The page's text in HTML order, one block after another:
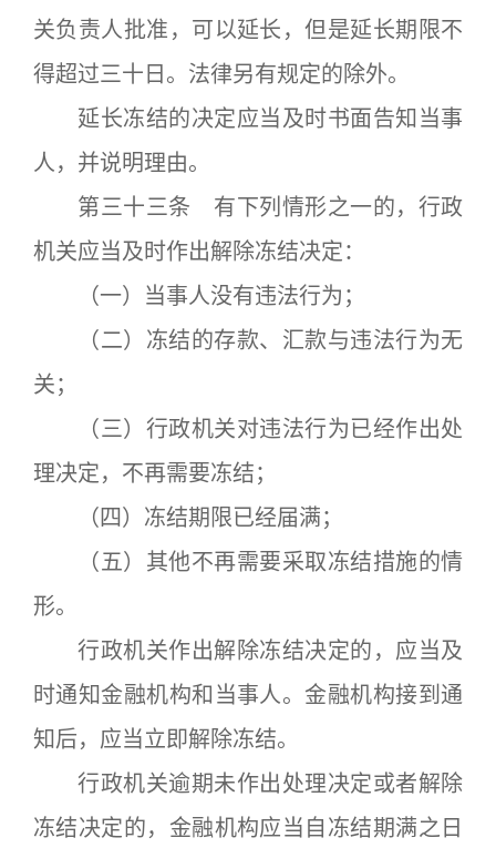
关负责人批准，可以延长，但是延长期限不
得超过三十日。法律另有规定的除外。
延长冻结的决定应当及时书面告知当事
人，并说明理由。
第三十三条 有下列情形之一的，行政
机关应当及时作出解除冻结决定：
（一）当事人没有违法行为；
（二）冻结的存款、汇款与违法行为无
关；
（三）行政机关对违法行为已经作出处
理决定，不再需要冻结；
（四）冻结期限已经届满；
（五）其他不再需要采取冻结措施的情
形。
行政机关作出解除冻结决定的，应当及
时通知金融机构和当事人。金融机构接到通
知后，应当立即解除冻结。
行政机关逾期未作出处理决定或者解除
冻结决定的，金融机构应当自冻结期满之日